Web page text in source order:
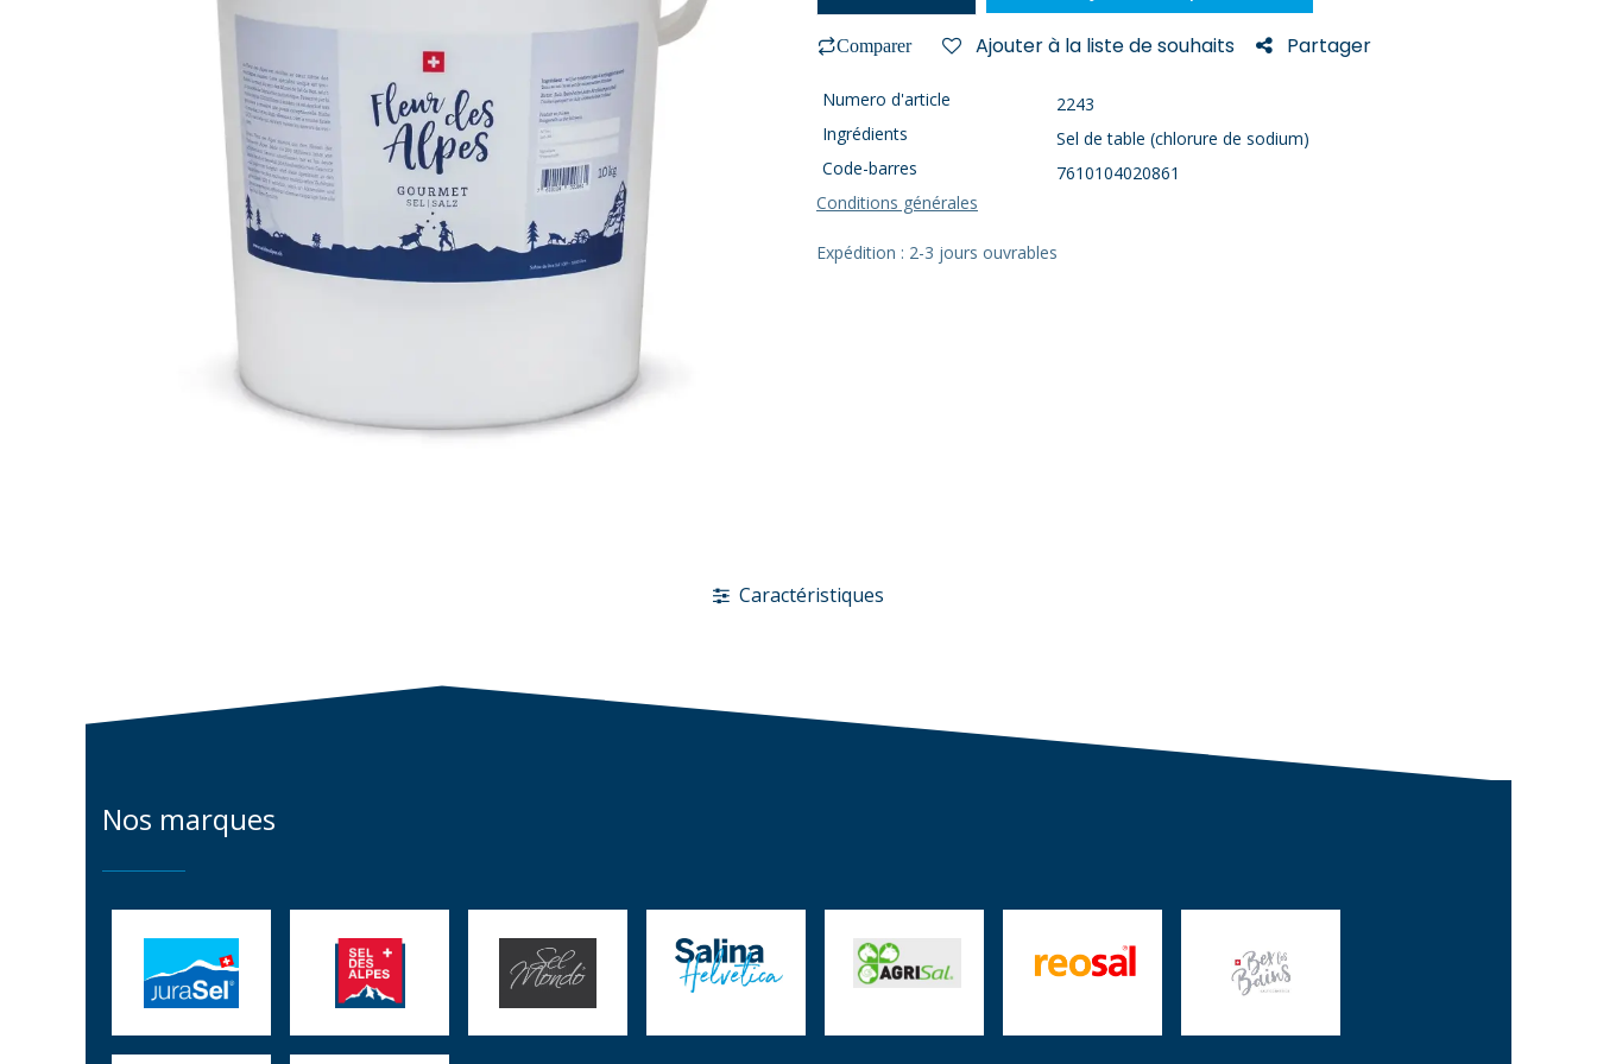
Comparer Ajouter à la liste de souhaits Partager
Numero d'article
2243
Ingrédients
Sel de table (chlorure de sodium)
Code-barres
7610104020861
Conditions générales
Expédition : 2-3 jours ouvrables
Caractéristiques
Nos marques